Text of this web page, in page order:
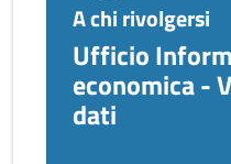
A chi rivolgersi
Ufficio
economica -
dati